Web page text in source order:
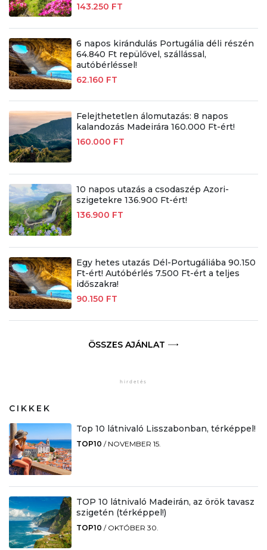
143.250 FT
6 napos kirándulás Portugália déli részén
64.840 Ft repülővel, szállással,
autóbérléssel!
62.160 FT
Felejthetetlen álomutazás: 8 napos
kalandozás Madeirára 160.000 Ft-ért!
160.000 FT
10 napos utazás a csodaszép Azori-
szigetekre 136.900 Ft-ért!
136.900 FT
Egy hetes utazás Dél-Portugáliába 90.150
Ft-ért! Autóbérlés 7.500 Ft-ért a teljes
időszakra!
90.150 FT
ÖSSZES AJÁNLAT
CIKKEK
Top 10 látnivaló Lisszabonban, térképpel!
TOP10 / NOVEMBER 15.
TOP 10 látnivaló Madeirán, az örök tavasz
szigetén (térképpel!)
TOP10 / OKTÓBER 30.